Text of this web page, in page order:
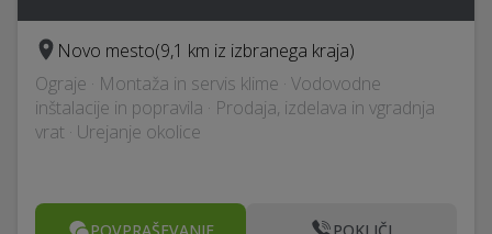
Novo mesto(9,1 km iz izbranega kraja)
Ograje · Montaža in servis klime · Vodovodne
inštalacije in popravila · Prodaja, izdelava in vgradnja
vrat · Urejanje okolice